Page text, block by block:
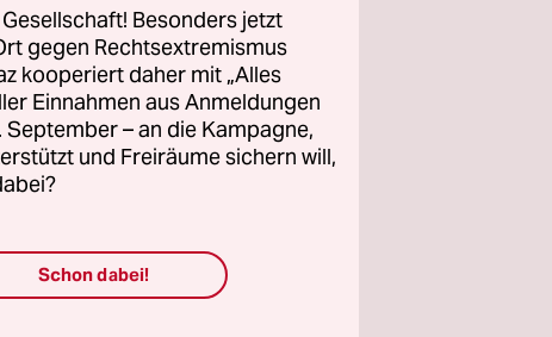
sich durch
des
Besonders jetzt
gegen Rechtsextremismus
kooperiert daher mit „Alles
Einnahmen aus Anmeldungen
September – an die Kampagne,
und Freiräume sichern will,
Schon dabei!